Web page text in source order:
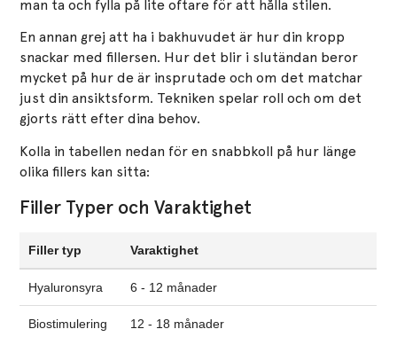
man ta och fylla på lite oftare för att hålla stilen.
En annan grej att ha i bakhuvudet är hur din kropp
snackar med fillersen. Hur det blir i slutändan beror
mycket på hur de är insprutade och om det matchar
just din ansiktsform. Tekniken spelar roll och om det
gjorts rätt efter dina behov.
Kolla in tabellen nedan för en snabbkoll på hur länge
olika fillers kan sitta:
Filler Typer och Varaktighet
Filler typ Varaktighet
Hyaluronsyra 6 - 12 månader
Biostimulering 12 - 18 månader